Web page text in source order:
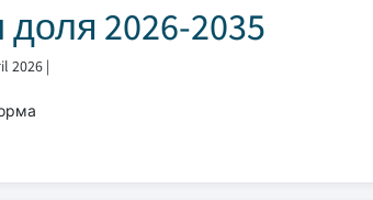
2026-2035
2026 |